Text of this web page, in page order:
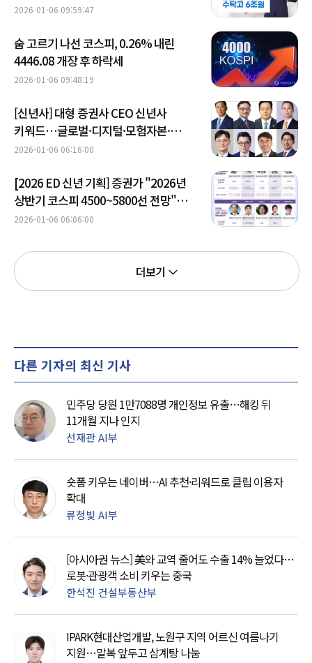
2026-01-06 09:59:47
숨 고르기 나선 코스피, 0.26% 내린
4446.08 개장 후 하락세
2026-01-06 09:48:19
[신년사] 대형 증권사 CEO 신년사
키워드…글로벌·디지털·모험자본·
소비자 보호 방점
2026-01-06 06:16:00
[2026 ED 신년 기획] 증권가 "2026년
상반기 코스피 4500~5800선 전망"
(종합)
2026-01-06 06:06:00
더보기
다른 기자의 최신 기사
민주당 당원 1만7088명 개인정보 유출…해킹 뒤
11개월 지나 인지
선재관 AI부
숏폼 키우는 네이버…AI 추천·리워드로 클립 이용자
확대
류청빛 AI부
[아시아권 뉴스] 美와 교역 줄어도 수출 14% 늘었다…
로봇·관광객 소비 키우는 중국
한석진 건설부동산부
IPARK현대산업개발, 노원구 지역 어르신 여름나기
지원…말복 앞두고 삼계탕 나눔